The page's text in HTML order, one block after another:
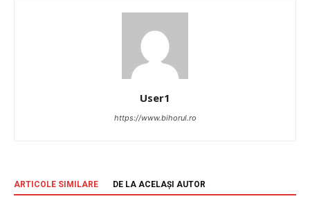
User1
https://www.bihorul.ro
ARTICOLE SIMILARE DE LA ACELAȘI AUTOR